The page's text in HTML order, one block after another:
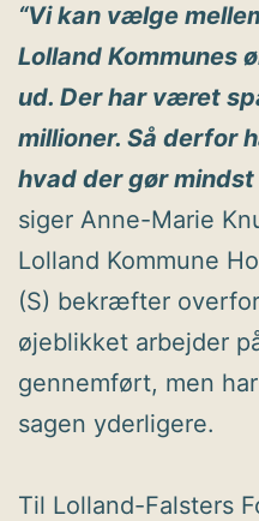
“Vi kan vælge
Lolland Kommunes
ud. Der har været
millioner. Så derfor
hvad der gør mindst
siger Anne-Marie
Lolland Kommune
(S) bekræfter
øjeblikket arbejder
gennemført, men
sagen yderligere.
Til Lolland-Falsters